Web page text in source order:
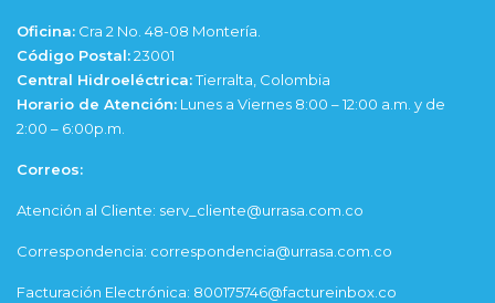
Oficina: Cra 2 No. 48-08 Montería.
Código Postal:23001
Central Hidroeléctrica:Tierralta, Colombia
Horario de Atención: Lunes a Viernes 8:00 – 12:00 a.m. y de
2:00 – 6:00p.m.
Correos:
Atención al Cliente: serv_cliente@urrasa.com.co
Correspondencia: correspondencia@urrasa.com.co
Facturación Electrónica: 800175746@factureinbox.co